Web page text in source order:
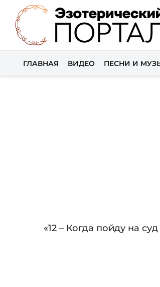
ГЛАВНАЯ ВИДЕО ПЕСНИ И
Audio
«12 – Когда пойду на